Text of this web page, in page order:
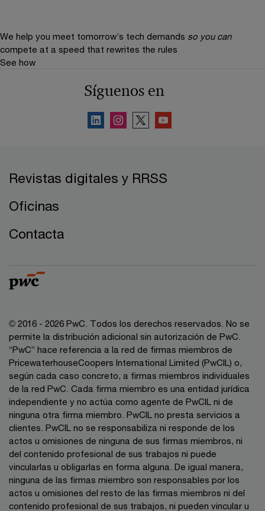
We help you meet tomorrow’s tech demands so you can
compete at a speed that rewrites the rules
See how
Síguenos en
Revistas digitales y RRSS
Oficinas
Contacta
© 2016 - 2026 PwC. Todos los derechos reservados. No se
permite la distribución adicional sin autorización de PwC.
“PwC” hace referencia a la red de firmas miembros de
PricewaterhouseCoopers International Limited (PwCIL) o,
según cada caso concreto, a firmas miembros individuales
de la red PwC. Cada firma miembro es una entidad jurídica
independiente y no actúa como agente de PwCIL ni de
ninguna otra firma miembro. PwCIL no presta servicios a
clientes. PwCIL no se responsabiliza ni responde de los
actos u omisiones de ninguna de sus firmas miembros, ni
del contenido profesional de sus trabajos ni puede
vincularlas u obligarlas en forma alguna. De igual manera,
ninguna de las firmas miembro son responsables por los
actos u omisiones del resto de las firmas miembros ni del
contenido profesional de sus trabajos, ni pueden vincular u